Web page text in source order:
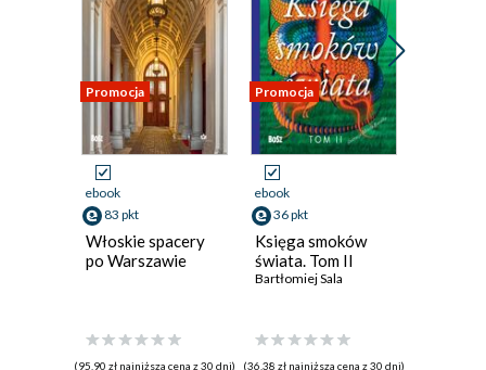
Biesy leśne
Część III. Junacy
Samon, kupiec rudowłosy
Niklot, syn Północy
Słowniczek trudniejszych wyrazów i nazw własnych
Bibliografia
Promocja
ebook
83 pkt
Włoskie spacery
po Warszawie
(95,90 zł najniższa cena z 30 dni)
Promocja
ebook
36 pkt
Księga smoków
świata. Tom II
Bartłomiej Sala
(36,38 zł najniższa cena z 30 dni)